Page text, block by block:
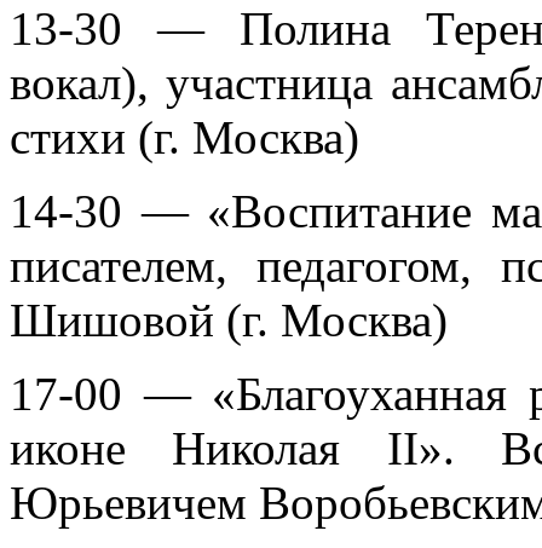
13-30 — Полина
вокал), участница
стихи (г. Москва)
14-30 — «Воспитание
писателем, педагогом,
Шишовой (г. Москва)
17-00 — «Благоуханная
иконе Николая II».
Юрьевичем